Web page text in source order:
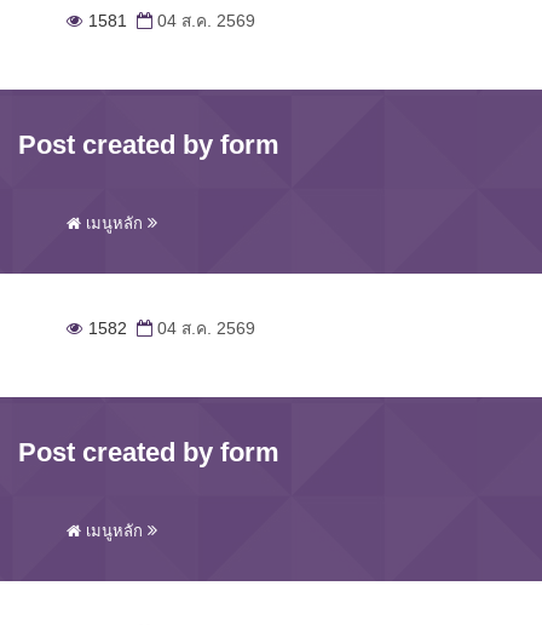
1581 04 ส.ค. 2569
Post created by form
เมนูหลัก
1582 04 ส.ค. 2569
Post created by form
เมนูหลัก